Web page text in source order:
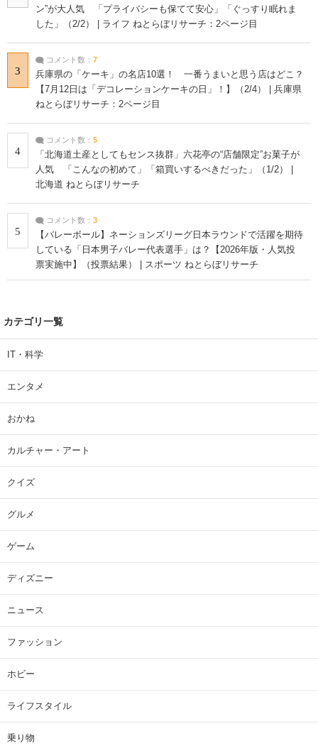
ン”が大人気 「プライバシーも保てて安心」「ぐっすり眠れま
した」（2/2） | ライフ ねとらぼリサーチ：2ページ目
3
コメント数： 7
兵庫県の「ケーキ」の名店10選！ 一番うまいと思う店はどこ？
【7月12日は「デコレーションケーキの日」！】（2/4） | 兵庫県
ねとらぼリサーチ：2ページ目
4
コメント数： 5
「北海道土産としてもセンス抜群」六花亭の“店舗限定”お菓子が
人気 「こんなの初めて」「箱買いするべきだった」（1/2） |
北海道 ねとらぼリサーチ
5
コメント数： 3
【バレーボール】ネーションズリーグ日本ラウンドで活躍を期待
している「日本男子バレー代表選手」は？【2026年版・人気投
票実施中】（投票結果） | スポーツ ねとらぼリサーチ
カテゴリ一覧
IT・科学
エンタメ
おかね
カルチャー・アート
クイズ
グルメ
ゲーム
ディズニー
ニュース
ファッション
ホビー
ライフスタイル
乗り物